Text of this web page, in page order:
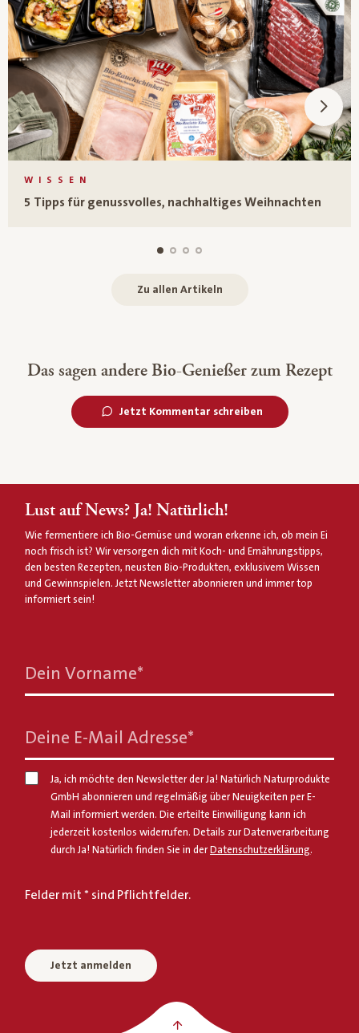
WISSEN
5 Tipps für genussvolles, nachhaltiges Weihnachten
Zu allen Artikeln
Das sagen andere Bio-Genießer zum Rezept
Jetzt Kommentar schreiben
Lust auf News? Ja! Natürlich!
Wie fermentiere ich Bio-Gemüse und woran erkenne ich, ob mein Ei
noch frisch ist? Wir versorgen dich mit Koch- und Ernährungstipps,
den besten Rezepten, neusten Bio-Produkten, exklusivem Wissen
und Gewinnspielen. Jetzt Newsletter abonnieren und immer top
informiert sein!
Dein Vorname*
Deine E-Mail Adresse*
Ja, ich möchte den Newsletter der Ja! Natürlich Naturprodukte
GmbH abonnieren und regelmäßig über Neuigkeiten per E-
Mail informiert werden. Die erteilte Einwilligung kann ich
jederzeit kostenlos widerrufen. Details zur Datenverarbeitung
durch Ja! Natürlich finden Sie in derDatenschutzerklärung.
Felder mit * sind Pflichtfelder.
Jetzt anmelden